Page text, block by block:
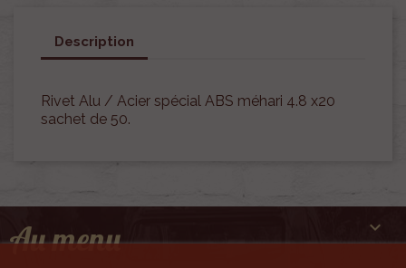
Description
Rivet Alu / Acier spécial ABS méhari 4.8 x20
sachet de 50.
Au menu 